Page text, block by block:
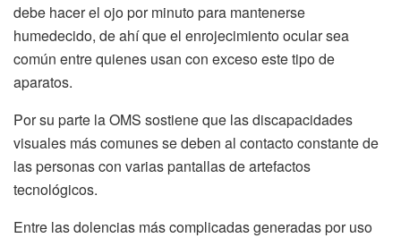
debe hacer el ojo por minuto para mantenerse
humedecido, de ahí que el enrojecimiento ocular sea
común entre quienes usan con exceso este tipo de
aparatos.
Por su parte la OMS sostiene que las discapacidades
visuales más comunes se deben al contacto constante de
las personas con varias pantallas de artefactos
tecnológicos.
Entre las dolencias más complicadas generadas por uso